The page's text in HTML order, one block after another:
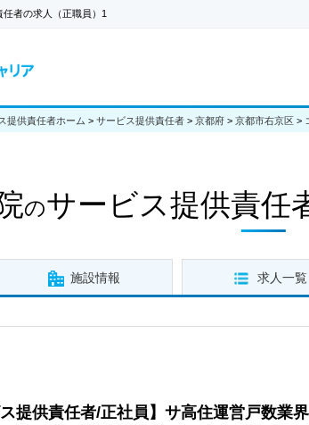
者の求人（正職員）1
提供責任者ホーム > サービス提供責任者 > 京都府 > 京都市右京区 >
のサービス提供責任
施設情報 求人一覧
提供責任者/正社員】サ高住運営戸数業